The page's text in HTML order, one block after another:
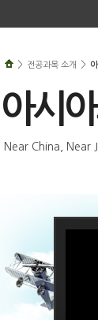
아시
Near China, Near
> 전공과목 소개 >